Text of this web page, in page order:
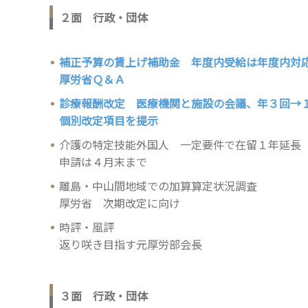
２面 行政・団体
補正予算の賃上げ補助金 年度内受給は年度内対
厚労省Ｑ＆Ａ
診療報酬改定 医療機関と施設の会議、年３回→
個別改定項目を提示
介護の特定技能外国人 一定要件で在留１年延長
申請は４月末まで
離島・中山間地域での加算算定状況調査
厚労省 次期改定に向け
時評・風評
返り咲き目指す元厚労部会長
３面 行政・団体